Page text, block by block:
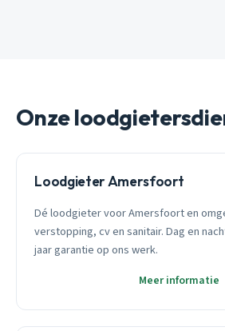
Onze
Loodgieter Amersfoort
Dé loodgieter voor Amersfoort en
verstopping, cv en sanitair. Dag en
jaar garantie op ons werk.
Meer informatie